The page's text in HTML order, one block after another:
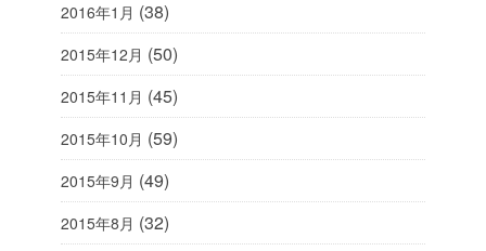
2016年1月 (38)
2015年12月 (50)
2015年11月 (45)
2015年10月 (59)
2015年9月 (49)
2015年8月 (32)